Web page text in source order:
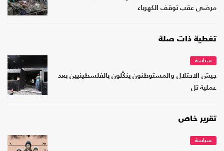
مرضى عقب توقف الكهرباء
تغطية ذات صلة
سياسة
جيش الاحتلال والمستوطنون ينكّلون بالفلسطينيين بعد
عملية تل
تقرير خاص
سياسة